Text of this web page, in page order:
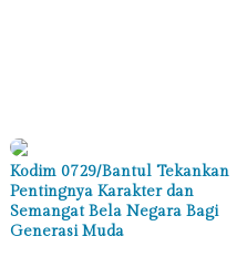
Kodim 0729/Bantul Tekankan
Pentingnya Karakter dan
Semangat Bela Negara Bagi
Generasi Muda